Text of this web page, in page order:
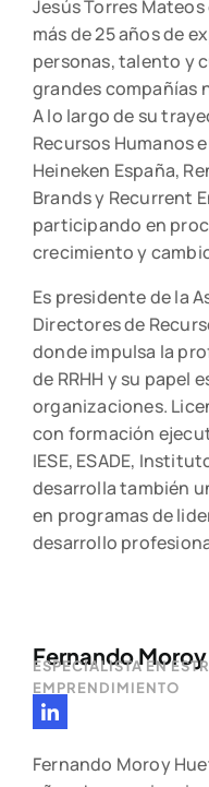
Jesús Torres
más de 25 años de
personas, talento y
grandes compañías
A lo largo de su
Recursos Humanos
Heineken España,
Brands y Recurrent
participando en
crecimiento y
Es presidente de la
Directores de
donde impulsa la
de RRHH y su papel
organizaciones.
con formación
IESE, ESADE,
desarrolla también
en programas de
desarrollo
Fernando
ESPECIALISTA EN
EMPRENDIMIENTO
Fernando Moroy